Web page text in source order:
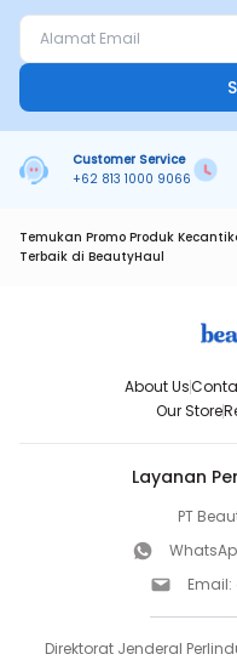
Customer Service
+62 813 1000 9066
Temukan Promo Produk
Terbaik di BeautyHaul
About Us
Our Store
Layanan
PT
Email:
Direktorat Jenderal